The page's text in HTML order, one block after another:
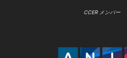
CCER メンバー